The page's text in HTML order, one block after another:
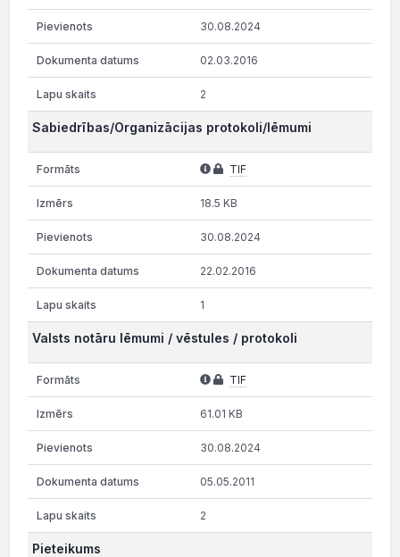
30.08.2024
02.03.2016
2
Sabiedrības/Organizācijas protokoli/lēmumi
TIF
18.5 KB
30.08.2024
22.02.2016
1
Valsts notāru lēmumi / vēstules / protokoli
TIF
61.01 KB
30.08.2024
05.05.2011
2
Pieteikums